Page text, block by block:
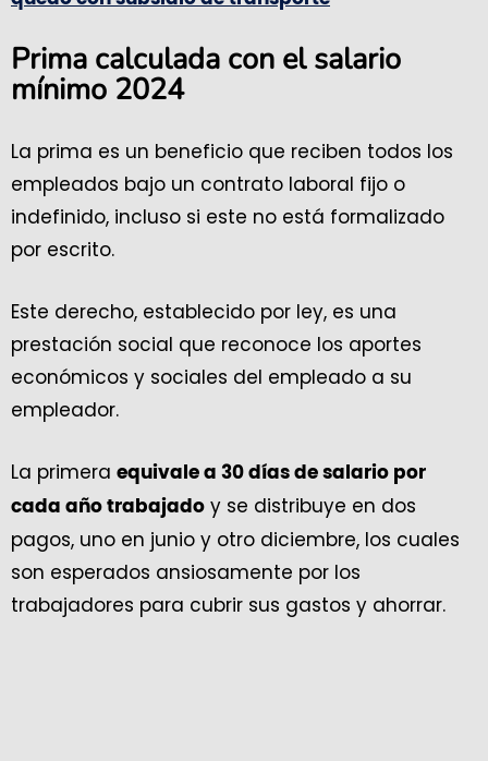
Prima calculada con el salario
mínimo 2024
La prima es un beneficio que reciben todos los
empleados bajo un contrato laboral fijo o
indefinido, incluso si este no está formalizado
por escrito.
Este derecho, establecido por ley, es una
prestación social que reconoce los aportes
económicos y sociales del empleado a su
empleador.
La primera equivale a 30 días de salario por
cada año trabajado y se distribuye en dos
pagos, uno en junio y otro diciembre, los cuales
son esperados ansiosamente por los
trabajadores para cubrir sus gastos y ahorrar.